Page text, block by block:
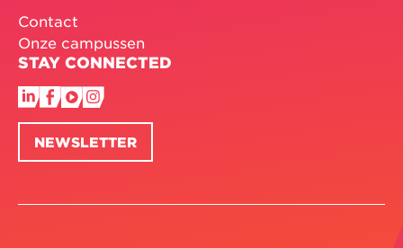
Contact
Onze campussen
STAY CONNECTED
NEWSLETTER